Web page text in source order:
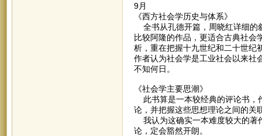
9月
《西方社会学历史与体系》
全书从孔德开篇，周晓红详细的
比较阿隆的作品，更适合古典社会
析，重在把握十九世纪和二十世纪
作者认为社会学是工业社会以来社
不知何日。
《社会学主要思潮》
此书算是一本较经典的评论书，
论，并把握这些思想理论之间的关
我认为这确实一本难度较大的著
论，定会豁然开朗。